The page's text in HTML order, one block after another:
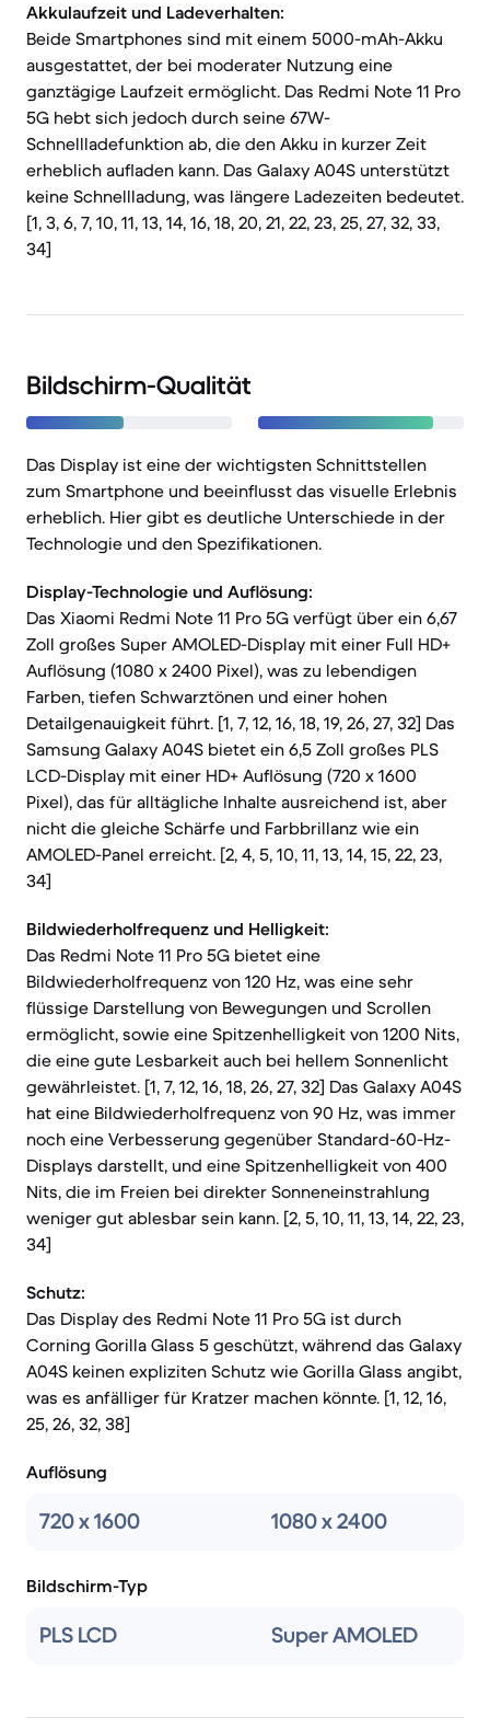
Akkulaufzeit und Ladeverhalten:
Beide Smartphones sind mit einem 5000-mAh-Akku
ausgestattet, der bei moderater Nutzung eine
ganztägige Laufzeit ermöglicht. Das Redmi Note 11 Pro
5G hebt sich jedoch durch seine 67W-
Schnellladefunktion ab, die den Akku in kurzer Zeit
erheblich aufladen kann. Das Galaxy A04S unterstützt
keine Schnellladung, was längere Ladezeiten bedeutet.
[1, 3, 6, 7, 10, 11, 13, 14, 16, 18, 20, 21, 22, 23, 25, 27, 32, 33,
34]
Bildschirm-Qualität
Das Display ist eine der wichtigsten Schnittstellen
zum Smartphone und beeinflusst das visuelle Erlebnis
erheblich. Hier gibt es deutliche Unterschiede in der
Technologie und den Spezifikationen.
Display-Technologie und Auflösung:
Das Xiaomi Redmi Note 11 Pro 5G verfügt über ein 6,67
Zoll großes Super AMOLED-Display mit einer Full HD+
Auflösung (1080 x 2400 Pixel), was zu lebendigen
Farben, tiefen Schwarztönen und einer hohen
Detailgenauigkeit führt. [1, 7, 12, 16, 18, 19, 26, 27, 32] Das
Samsung Galaxy A04S bietet ein 6,5 Zoll großes PLS
LCD-Display mit einer HD+ Auflösung (720 x 1600
Pixel), das für alltägliche Inhalte ausreichend ist, aber
nicht die gleiche Schärfe und Farbbrillanz wie ein
AMOLED-Panel erreicht. [2, 4, 5, 10, 11, 13, 14, 15, 22, 23,
34]
Bildwiederholfrequenz und Helligkeit:
Das Redmi Note 11 Pro 5G bietet eine
Bildwiederholfrequenz von 120 Hz, was eine sehr
flüssige Darstellung von Bewegungen und Scrollen
ermöglicht, sowie eine Spitzenhelligkeit von 1200 Nits,
die eine gute Lesbarkeit auch bei hellem Sonnenlicht
gewährleistet. [1, 7, 12, 16, 18, 26, 27, 32] Das Galaxy A04S
hat eine Bildwiederholfrequenz von 90 Hz, was immer
noch eine Verbesserung gegenüber Standard-60-Hz-
Displays darstellt, und eine Spitzenhelligkeit von 400
Nits, die im Freien bei direkter Sonneneinstrahlung
weniger gut ablesbar sein kann. [2, 5, 10, 11, 13, 14, 22, 23,
34]
Schutz:
Das Display des Redmi Note 11 Pro 5G ist durch
Corning Gorilla Glass 5 geschützt, während das Galaxy
A04S keinen expliziten Schutz wie Gorilla Glass angibt,
was es anfälliger für Kratzer machen könnte. [1, 12, 16,
25, 26, 32, 38]
Auflösung
720 x 1600 1080 x 2400
Bildschirm-Typ
PLS LCD Super AMOLED